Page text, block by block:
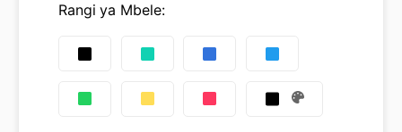
Rangi ya Mbele: